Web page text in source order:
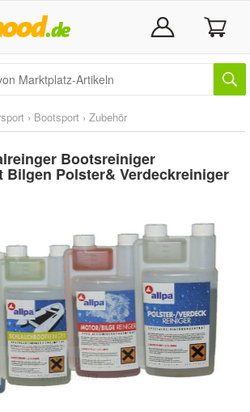
› Bootsport › Zubehör
Bootsreiniger
Bilgen Polster& Verdeckreiniger
Doppelt antippen zum
vergrößern